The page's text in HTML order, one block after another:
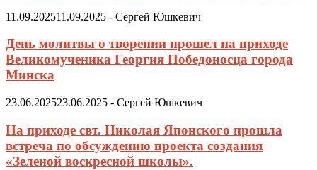
11.09.202511.09.2025 - Сергей Юшкевич
День молитвы о творении прошел на приходе
Великомученика Георгия Победоносца города
Минска
23.06.202523.06.2025 - Сергей Юшкевич
На приходе свт. Николая Японского прошла
встреча по обсуждению проекта создания
«Зеленой воскресной школы».